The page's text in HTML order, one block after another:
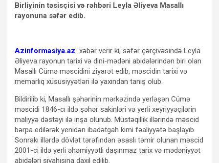
Birliyinin təsisçisi və rəhbəri Leyla Əliyeva Masallı
rayonuna səfər edib.
Azinformasiya.az xəbər verir ki, səfər çərçivəsində Leyla
Əliyeva rayonun tarixi və dini-mədəni abidələrindən biri olan
Masallı Cümə məscidini ziyarət edib, məscidin tarixi və
memarlıq xüsusiyyətləri ilə yaxından tanış olub.
Bildirilib ki, Masallı şəhərinin mərkəzində yerləşən Cümə
məscidi 1846-cı ildə şəhər sakinləri və yerli xeyriyyəçilərin
maliyyə dəstəyi ilə inşa olunub. Müstəqillik illərində məscid
bərpa edilərək yenidən ibadətgah kimi fəaliyyətə başlayıb.
Sonrakı illərdə dövlət tərəfindən əsaslı təmir olunan məscid
2001-ci ildə yerli əhəmiyyətli daşınmaz tarix və mədəniyyət
abidələri siyahısına daxil edilib.